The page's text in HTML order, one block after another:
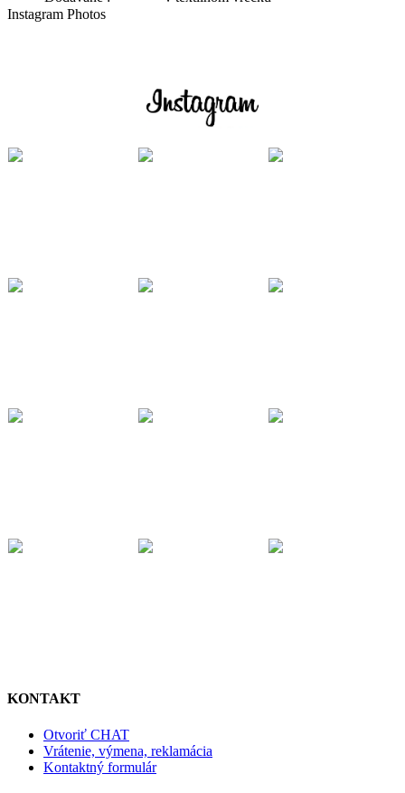
Instagram Photos
KONTAKT
Otvoriť CHAT
Vrátenie, výmena, reklamácia
Kontaktný formulár